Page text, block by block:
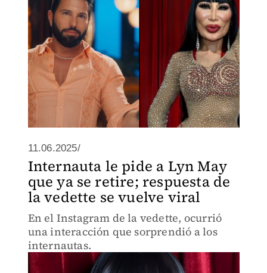
11.06.2025/
Internauta le pide a Lyn May
que ya se retire; respuesta de
la vedette se vuelve viral
En el Instagram de la vedette, ocurrió
una interacción que sorprendió a los
internautas.